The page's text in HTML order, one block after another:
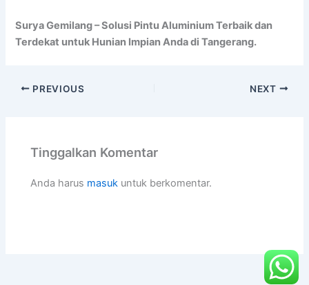
Surya Gemilang – Solusi Pintu Aluminium Terbaik dan
Terdekat untuk Hunian Impian Anda di Tangerang.
PREVIOUS NEXT
Tinggalkan Komentar
Anda harus masuk untuk berkomentar.